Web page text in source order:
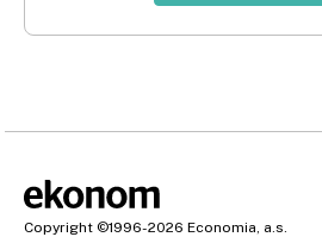
Copyright ©1996-2026 Economia, a.s.